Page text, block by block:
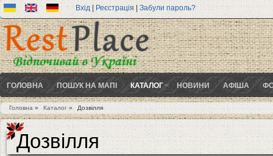
Вхід | Реєстрація|Забули пароль?
ГОЛОВНА ПОШУК НА МАПІ КАТАЛОГ НОВИНИ АФІША
Ви є тут
Головна» Каталог» Дозвілля
Дозвілля